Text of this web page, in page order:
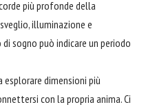
più profonde della
illuminazione e
sogno può indicare un periodo
dimensioni più
con la propria anima. Ci